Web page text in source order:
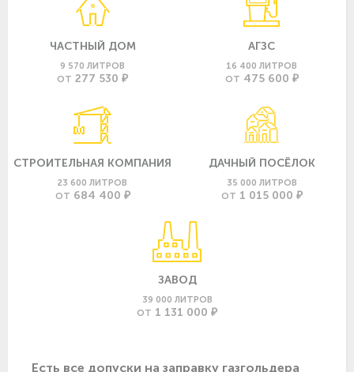
ЧАСТНЫЙ ДОМ
9 570 ЛИТРОВ
ОТ 277 530 ₽
АГЗС
16 400 ЛИТРОВ
ОТ 475 600 ₽
СТРОИТЕЛЬНАЯ КОМПАНИЯ
23 600 ЛИТРОВ
ОТ 684 400 ₽
ДАЧНЫЙ ПОСЁЛОК
35 000 ЛИТРОВ
ОТ 1 015 000 ₽
ЗАВОД
39 000 ЛИТРОВ
ОТ 1 131 000 ₽
Есть все допуски нa заправку газгольдера